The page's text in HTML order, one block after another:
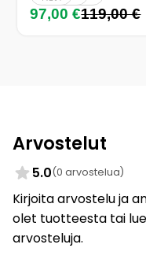
97,00 €119,00 €
Arvostelut
5.0(0 arvostelua)
Kirjoita arvostelu ja
olet tuotteesta tai
arvosteluja.